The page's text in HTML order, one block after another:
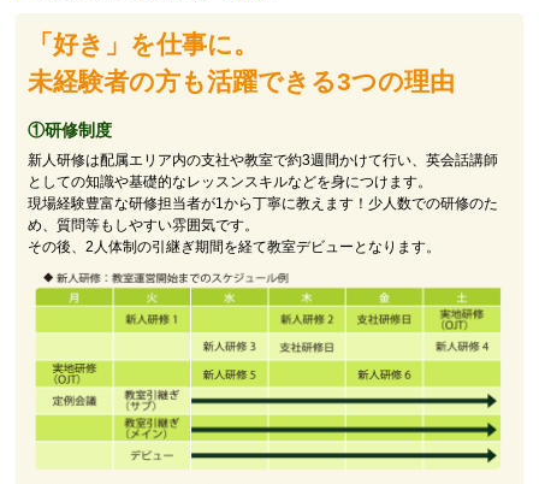
「好き」を仕事に。
未経験者の方も活躍できる3つの理由
①研修制度
新人研修は配属エリア内の支社や教室で約3週間かけて行い、英会話講師
としての知識や基礎的なレッスンスキルなどを身につけます。
現場経験豊富な研修担当者が1から丁寧に教えます！少人数での研修のた
め、質問等もしやすい雰囲気です。
その後、2人体制の引継ぎ期間を経て教室デビューとなります。